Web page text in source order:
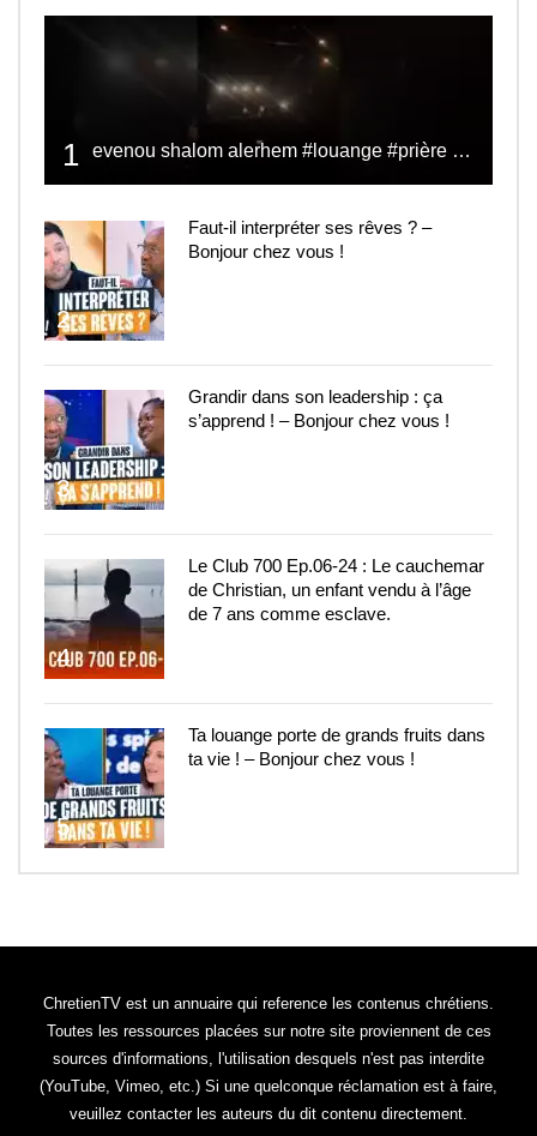
1 evenou shalom alerhem #louange #prière #shalom
2
Faut-il interpréter ses rêves ? –
Bonjour chez vous !
3
Grandir dans son leadership : ça
s’apprend ! – Bonjour chez vous !
4
Le Club 700 Ep.06-24 : Le cauchemar
de Christian, un enfant vendu à l’âge
de 7 ans comme esclave.
5
Ta louange porte de grands fruits dans
ta vie ! – Bonjour chez vous !
ChretienTV est un annuaire qui reference les contenus chrétiens.
Toutes les ressources placées sur notre site proviennent de ces
sources d'informations, l'utilisation desquels n'est pas interdite
(YouTube, Vimeo, etc.) Si une quelconque réclamation est à faire,
veuillez contacter les auteurs du dit contenu directement.